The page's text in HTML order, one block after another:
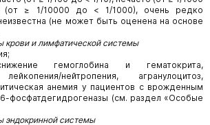
≥ 1/10000 до < 1/1000), очень редко
(не может быть оценена на основе
крови и лимфатической системы
гемоглобина и гематокрита,
нейтропения, агранулоцитоз,
анемия у пациентов с врожденным
фосфатдегидрогеназы (см. раздел «Особые
эндокринной системы